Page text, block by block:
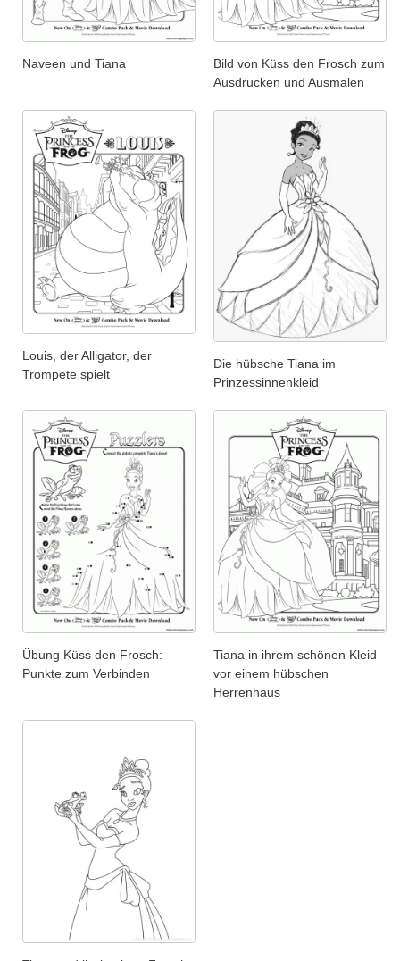
Naveen und Tiana
Bild von Küss den Frosch zum
Ausdrucken und Ausmalen
Louis, der Alligator, der
Trompete spielt
Die hübsche Tiana im
Prinzessinnenkleid
Übung Küss den Frosch:
Punkte zum Verbinden
Tiana in ihrem schönen Kleid
vor einem hübschen
Herrenhaus